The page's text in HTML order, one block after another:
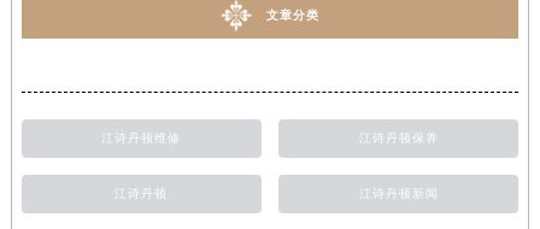
文章分类
江诗丹顿维修 江诗丹顿保养
江诗丹顿 江诗丹顿新闻